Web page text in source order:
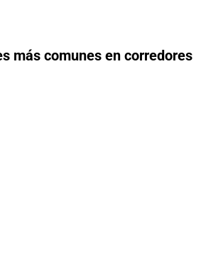
más comunes en corredores